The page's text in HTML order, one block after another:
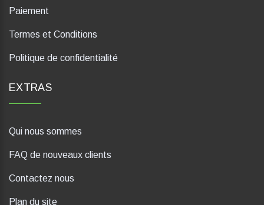
Paiement
Termes et Conditions
Politique de confidentialité
EXTRAS
Qui nous sommes
FAQ de nouveaux clients
Contactez nous
Plan du site